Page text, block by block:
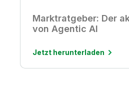
Marktratgeber: Der
von Agentic AI
Jetzt herunterladen